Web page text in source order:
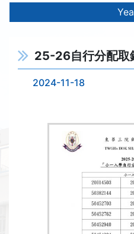
25-26自行分配取
2024-11-18